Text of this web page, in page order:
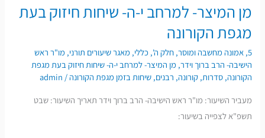
מן המיצר- למרחב י-ה- שיחות חיזוק בעת
מגפת הקורונה
5
,אמונה מחשבה ומוסר,חלק ה', כללי, מאגר שיעורים תורני, מו"ר ראש
הישיבה- הרב ברוך וידר, מן המיצר- למרחב י-ה- שיחות חיזוק בעת מגפת
הקורונה,סדרות,קורונה, רבנים,שיחות בזמן מגפת הקורונה/
admin
מעביר השיעור: מו"ר ראש הישיבה- הרב ברוך וידר תאריך השיעור: שבט
תשפ"א לצפייה בשיעור:
מן
המיצר-
למרחב
י-ה-
שיחות
בעת
מגפת